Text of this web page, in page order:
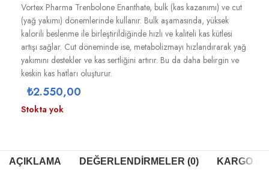
Vortex Pharma Trenbolone Enanthate, bulk (kas kazanımı) ve cut
(yağ yakımı) dönemlerinde kullanır. Bulk aşamasında, yüksek
kalorili beslenme ile birleştirildiğinde hızlı ve kaliteli kas kütlesi
artışı sağlar. Cut döneminde ise, metabolizmayı hızlandırarak yağ
yakımını destekler ve kas sertliğini artırır. Bu da daha belirgin ve
keskin kas hatları oluşturur.
₺2.550,00
Stokta yok
AÇIKLAMA DEĞERLENDIRMELER (0) KARGO &